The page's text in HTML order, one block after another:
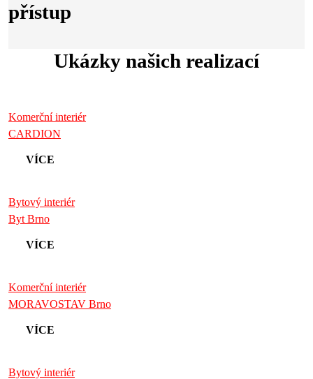
přístup
Ukázky našich realizací
Komerční interiér
CARDION
VÍCE
Bytový interiér
Byt Brno
VÍCE
Komerční interiér
MORAVOSTAV Brno
VÍCE
Bytový interiér